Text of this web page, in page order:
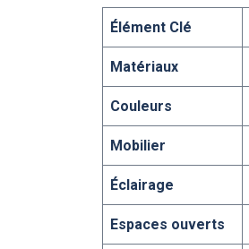
Élément Clé
Matériaux
Couleurs
Mobilier
Éclairage
Espaces ouverts